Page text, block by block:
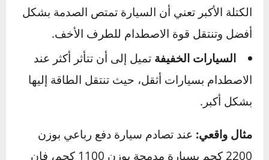
وزن السيارة في التصادمات الأمامية
والخلفية
في الحوادث، كل كيلوغرام يمكن أن يُحدث فرقًا.
فعمومًا:
السيارات الثقيلة توفر حماية أفضل لركابها
التصادم، خصوصًا عند الاصطدام بسيارة أخف وزنًا.